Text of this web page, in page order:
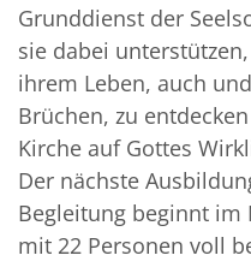
Grunddienst der
sie dabei
ihrem Leben, auch
Brüchen, zu
Kirche auf Gottes
Der nächste
Begleitung beginnt im
mit 22 Personen voll